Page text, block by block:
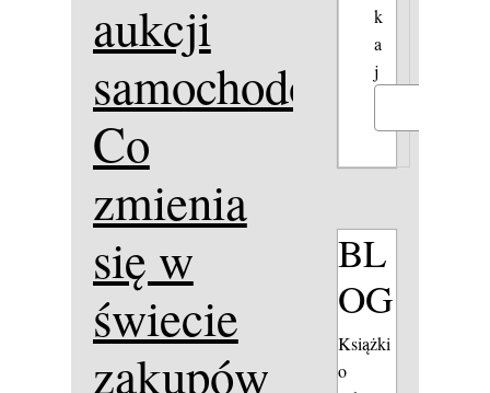
aukcji
samochodowych:
Co
zmienia
się w
świecie
zakupów
k
a
j
BL
OG
Książki
o